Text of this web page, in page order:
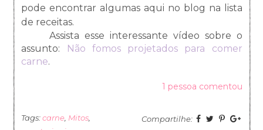
pode encontrar algumas aqui no blog na lista
de receitas.
Assista esse interessante vídeo sobre o
assunto:
Não fomos projetados para comer
carne.
1 pessoa comentou
Tags:carne Mitos Compartilhe: